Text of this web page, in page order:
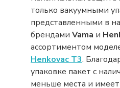
только вакуумными
представленными в
брендами Vama и
ассортиментом
Henkovac T3.
упаковке пакет с
меньше места и